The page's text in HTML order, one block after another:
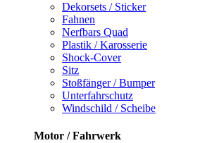
Dekorsets / Sticker
Fahnen
Nerfbars Quad
Plastik / Karosserie
Shock-Cover
Sitz
Stoßfänger / Bumper
Unterfahrschutz
Windschild / Scheibe
Motor / Fahrwerk